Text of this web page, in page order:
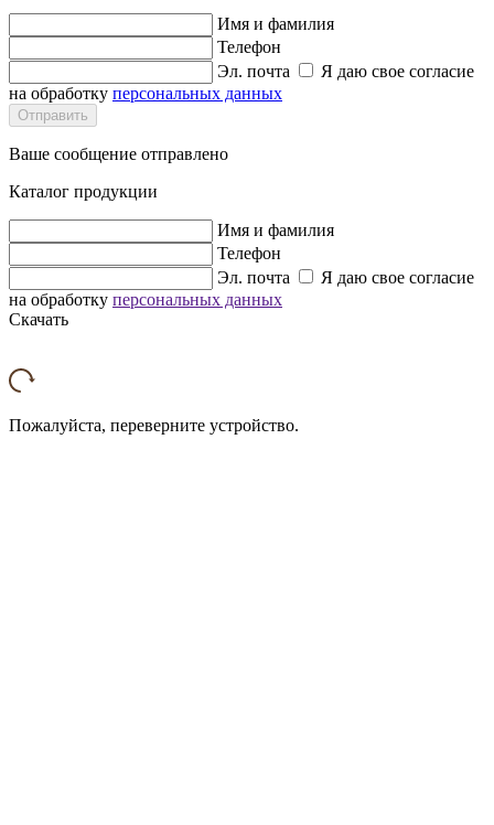
Имя и фамилия
Телефон
Эл. почта
Я даю свое согласие
на обработку персональных данных
Отправить
Ваше сообщение отправлено
Каталог продукции
Имя и фамилия
Телефон
Эл. почта
Я даю свое согласие
на обработку персональных данных
Скачать
Пожалуйста, переверните устройство.